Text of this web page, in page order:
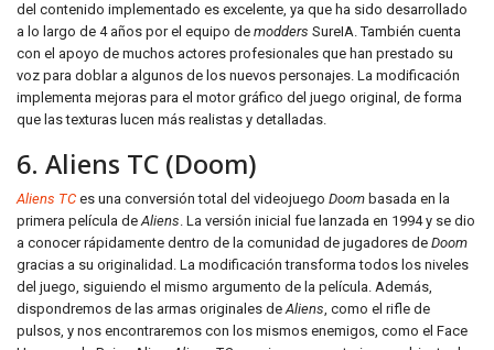
del contenido implementado es excelente, ya que ha sido desarrollado
a lo largo de 4 años por el equipo de modders SureIA. También cuenta
con el apoyo de muchos actores profesionales que han prestado su
voz para doblar a algunos de los nuevos personajes. La modificación
implementa mejoras para el motor gráfico del juego original, de forma
que las texturas lucen más realistas y detalladas.
6. Aliens TC (Doom)
Aliens TC es una conversión total del videojuego Doom basada en la
primera película deAliens. La versión inicial fue lanzada en 1994 y se dio
a conocer rápidamente dentro de la comunidad de jugadores de Doom
gracias a su originalidad. La modificación transforma todos los niveles
del juego, siguiendo el mismo argumento de la película. Además,
dispondremos de las armas originales deAliens, como el rifle de
pulsos, y nos encontraremos con los mismos enemigos, como el Face